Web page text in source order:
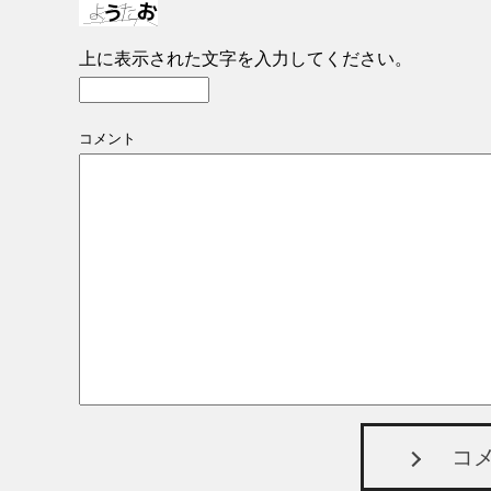
上に表示された文字を入力してください。
コメント
コ